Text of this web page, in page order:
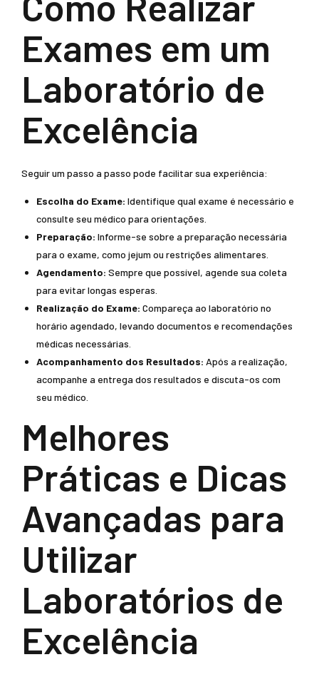
Exames em um
Laboratório de
Excelência
Seguir um passo a passo pode facilitar sua experiência:
Escolha do Exame: Identifique qual exame é necessário e
consulte seu médico para orientações.
Preparação: Informe-se sobre a preparação necessária
para o exame, como jejum ou restrições alimentares.
Agendamento: Sempre que possível, agende sua coleta
para evitar longas esperas.
Realização do Exame: Compareça ao laboratório no
horário agendado, levando documentos e recomendações
médicas necessárias.
Acompanhamento dos Resultados: Após a realização,
acompanhe a entrega dos resultados e discuta-os com
seu médico.
Melhores
Práticas e Dicas
Avançadas para
Utilizar
Laboratórios de
Excelência